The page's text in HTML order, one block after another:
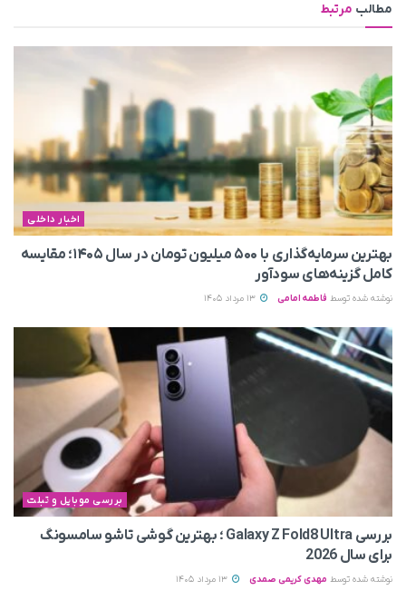
مطالب مرتبط
اخبار داخلی
بهترین سرمایه‌گذاری با ۵۰۰ میلیون تومان در سال ۱۴۰۵؛ مقایسه
کامل گزینه‌های سودآور
نوشته شده توسط فاطمه امامی
بررسی موبایل و تبلت
بررسی Galaxy Z Fold8 Ultra ؛ بهترین گوشی تاشو سامسونگ
برای سال 2026
نوشته شده توسط مهدی کریمی صمدی